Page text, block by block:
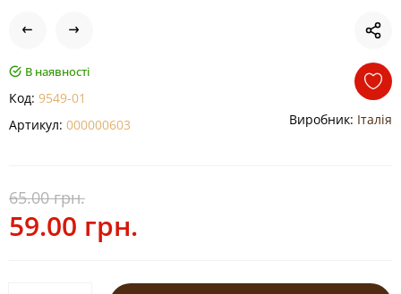
В наявності
Код: 9549-01
Артикул: 000000603 Виробник: Італія
65.00 грн.
59.00 грн.